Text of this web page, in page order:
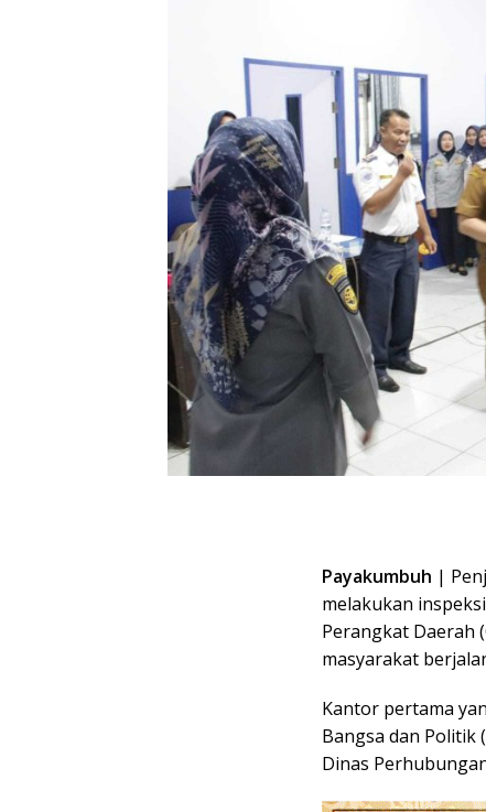
Payakumbuh |
melakukan
Perangkat Daerah
masyarakat
Kantor pertama
Bangsa dan Politik
Dinas